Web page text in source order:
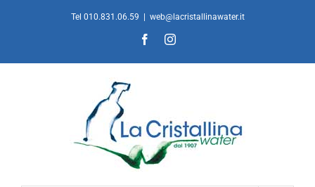
Tel 010.831.06.59 web@lacristallinawater.it
FacebookInstagram